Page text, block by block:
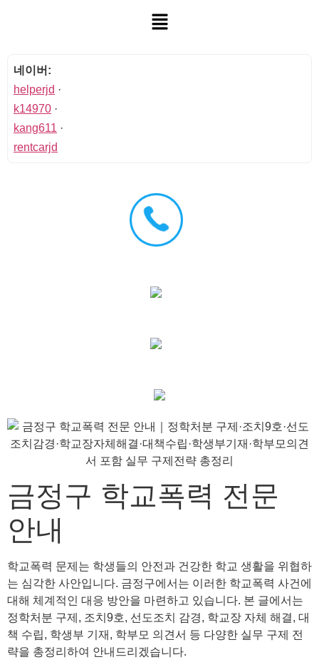
네이버:
helperjd ·
k14970 ·
kang611 ·
rentcarjd
금정구 학교폭력 전문
안내
학교폭력 문제는 학생들의 안전과 건강한 학교 생활을 위협하
는 심각한 사안입니다. 금정구에서는 이러한 학교폭력 사건에
대해 체계적인 대응 방안을 마련하고 있습니다. 본 글에서는
정학처분 구제, 조치9호, 선도조치 감경, 학교장 자체 해결, 대
책 수립, 학생부 기재, 학부모 의견서 등 다양한 실무 구제 전
략을 총정리하여 안내드리겠습니다.